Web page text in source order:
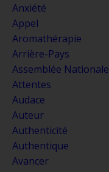
Anxiété
Appel
Aromathérapie
Arrière-Pays
Assemblée Nationale
Attentes
Audace
Auteur
Authenticité
Authentique
Avancer